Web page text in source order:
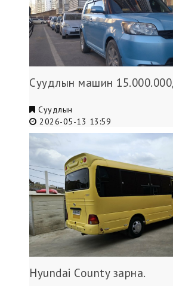
Суудлын машин
Суудлын
2026-05-13 13:59
Hyundai County зарна.